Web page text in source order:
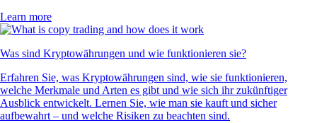
Learn more
Was sind Kryptowährungen und wie funktionieren sie?
Erfahren Sie, was Kryptowährungen sind, wie sie funktionieren,
welche Merkmale und Arten es gibt und wie sich ihr zukünftiger
Ausblick entwickelt. Lernen Sie, wie man sie kauft und sicher
aufbewahrt – und welche Risiken zu beachten sind.